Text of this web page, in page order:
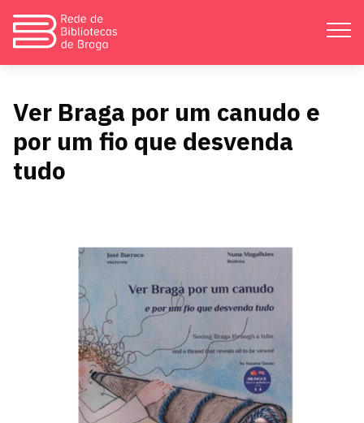
Atividades
Divulgação
Catálogos
Contactos
Ver Braga por um canudo e
por um fio que desvenda
tudo